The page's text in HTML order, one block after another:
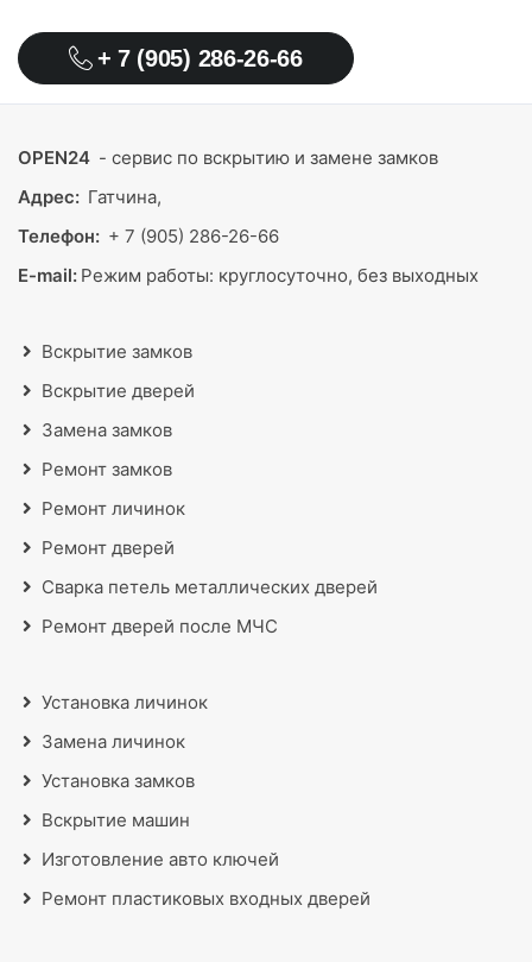
+ 7 (905) 286-26-66
OPEN24 - сервис по вскрытию и замене замков
Адрес: Гатчина,
Телефон: + 7 (905) 286-26-66
E-mail: Режим работы: круглосуточно, без выходных
Вскрытие замков
Вскрытие дверей
Замена замков
Ремонт замков
Ремонт личинок
Ремонт дверей
Сварка петель металлических дверей
Ремонт дверей после МЧС
Установка личинок
Замена личинок
Установка замков
Вскрытие машин
Изготовление авто ключей
Ремонт пластиковых входных дверей